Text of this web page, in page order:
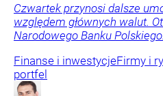
Czwartek przynosi dalsze
względem głównych walut.
Narodowego Banku Polskiego.
Finanse i inwestycjeFirmy i
portfel